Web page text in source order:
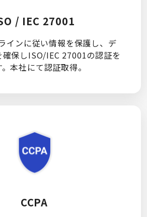
/ IEC 27001
インに従い情報を保護し、デ
保しISO/IEC 27001の認証を
本社にて認証取得。
CCPA